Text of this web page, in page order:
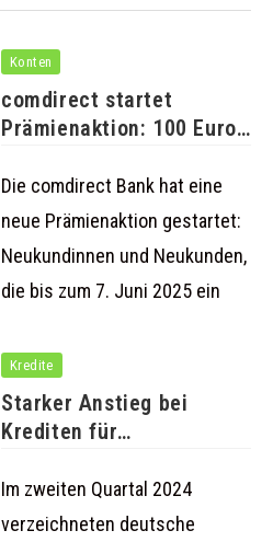
Konten
comdirect startet
Prämienaktion: 100 Euro
Die comdirect Bank hat eine
neue Prämienaktion gestartet:
Neukundinnen und Neukunden,
die bis zum 7. Juni 2025 ein
Kredite
Starker Anstieg bei
Krediten für
Eigentumswohnungen
Im zweiten Quartal 2024
verzeichneten deutsche